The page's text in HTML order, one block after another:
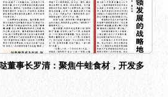
董事长罗清：聚焦牛蛙食材，开发多